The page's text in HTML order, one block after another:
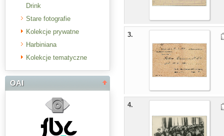
Drink
Stare fotografie
Kolekcje prywatne
Harbiniana
Kolekcje tematyczne
OAI
3.
4.